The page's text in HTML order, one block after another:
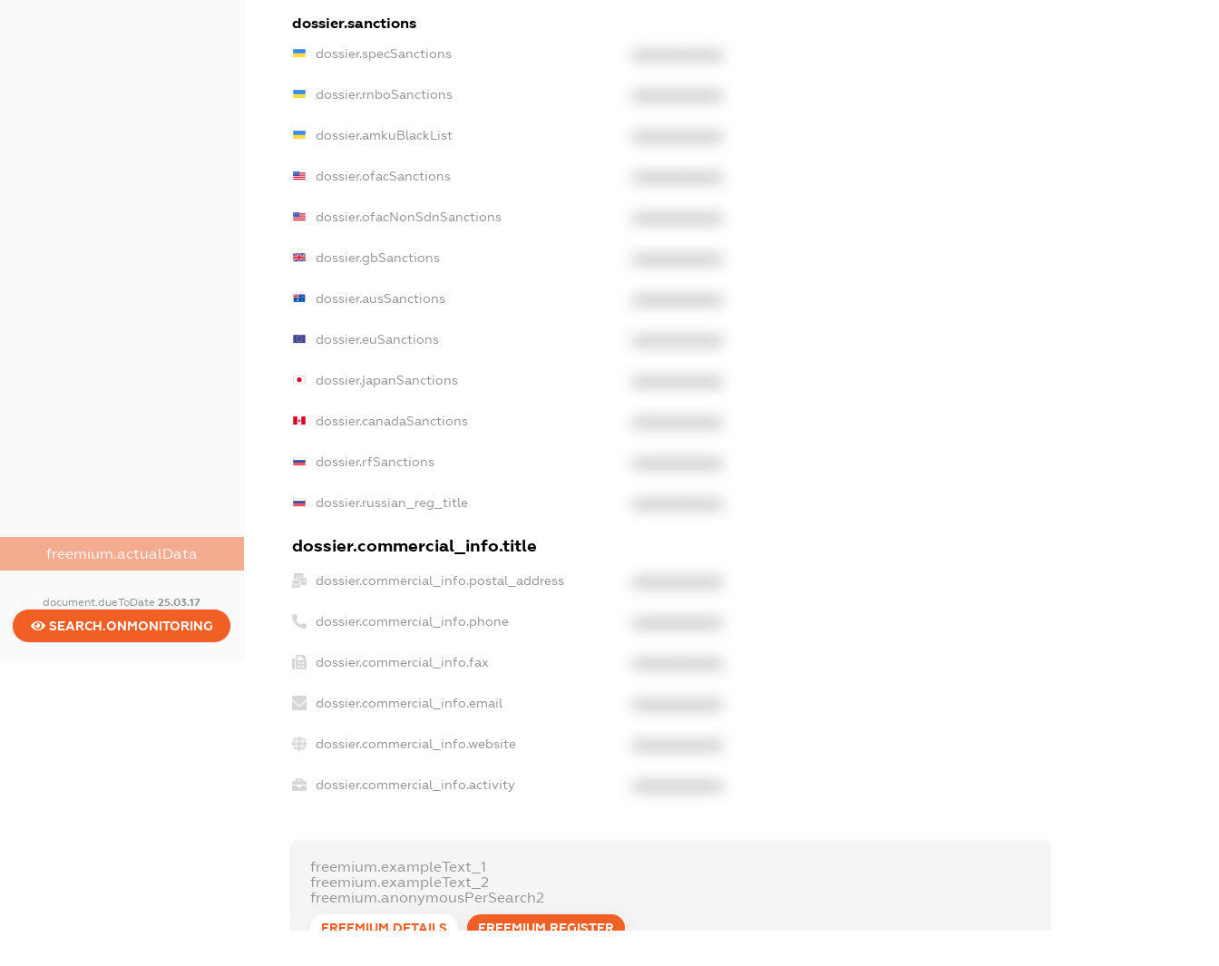
freemium.actualData
document.dueToDate25.03.17
SEARCH.ONMONITORING
dossier.sanctions
dossier.specSanctions
dossier.rnboSanctions
dossier.amkuBlackList
dossier.ofacSanctions
dossier.ofacNonSdnSanctions
dossier.gbSanctions
dossier.ausSanctions
dossier.euSanctions
dossier.japanSanctions
dossier.canadaSanctions
dossier.rfSanctions
dossier.russian_reg_title
dossier.commercial_info.title
dossier.commercial_info.postal_address
dossier.commercial_info.phone
dossier.commercial_info.fax
dossier.commercial_info.email
dossier.commercial_info.website
dossier.commercial_info.activity
freemium.exampleText_1
freemium.exampleText_2
freemium.anonymousPerSearch2
FREEMIUM.DETAILS FREEMIUM.REGISTER